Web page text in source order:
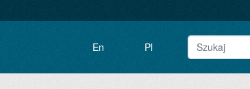
En Pl